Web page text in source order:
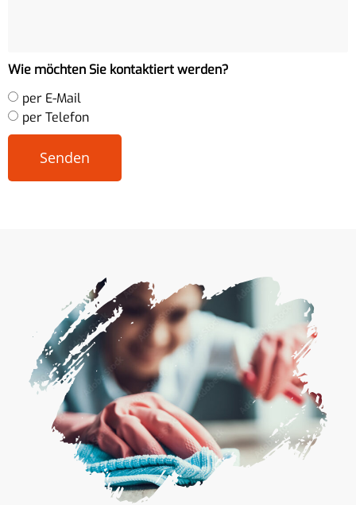
Wie möchten Sie kontaktiert werden?
per E-Mail
per Telefon
Senden